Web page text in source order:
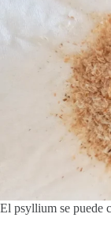
El psyllium se puede